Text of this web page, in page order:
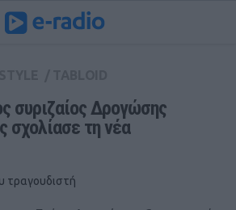
συριζαίος Δρογώσης
σχολίασε τη νέα
τραγουδιστή